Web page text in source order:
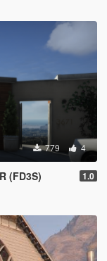
779 4
(FD3S) 1.0